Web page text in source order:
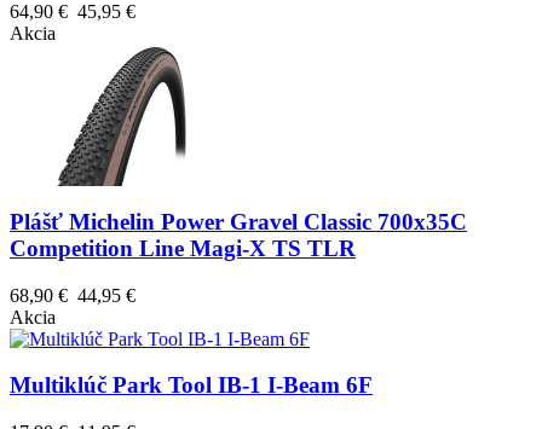
64,90 € 45,95 €
Akcia
Plášť Michelin Power Gravel Classic 700x35C
Competition Line Magi-X TS TLR
68,90 € 44,95 €
Akcia
Multiklúč Park Tool IB-1 I-Beam 6F